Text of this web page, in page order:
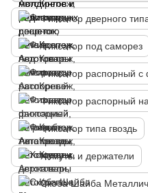
Фиксатор дверного
Фиксатор под саморез
Фиксатор распорный с
Фиксатор распорный
Фиксатор типа гвоздь
Хомуты и держатели
Скоба Шайба